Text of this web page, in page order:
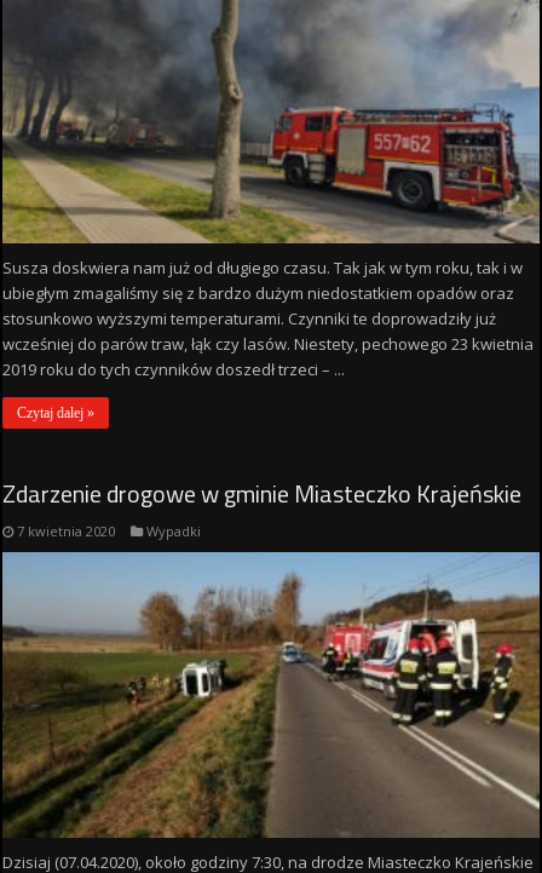
Susza doskwiera nam już od długiego czasu. Tak jak w tym roku, tak i w
ubiegłym zmagaliśmy się z bardzo dużym niedostatkiem opadów oraz
stosunkowo wyższymi temperaturami. Czynniki te doprowadziły już
wcześniej do parów traw, łąk czy lasów. Niestety, pechowego 23 kwietnia
2019 roku do tych czynników doszedł trzeci – ...
Czytaj dalej »
Zdarzenie drogowe w gminie Miasteczko Krajeńskie
7 kwietnia 2020 Wypadki
Dzisiaj (07.04.2020), około godziny 7:30, na drodze Miasteczko Krajeńskie